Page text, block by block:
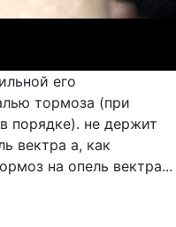
его
тормоза (при
порядке). не держит
вектра а, как
на опель вектра...